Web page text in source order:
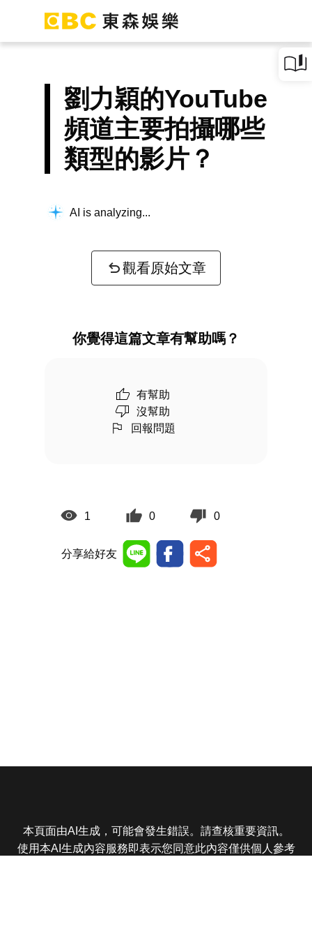
劉力穎的YouTube
頻道主要拍攝哪些
類型的影片？
AI is analyzing...
觀看原始文章
你覺得這篇文章有幫助嗎？
有幫助
沒幫助
回報問題
1 0 0
分享給好友
本頁面由AI生成，可能會發生錯誤。請查核重要資訊。
使用本AI生成內容服務即表示您同意此內容僅供個人參考